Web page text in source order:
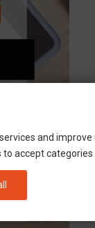
and improve
accept categories